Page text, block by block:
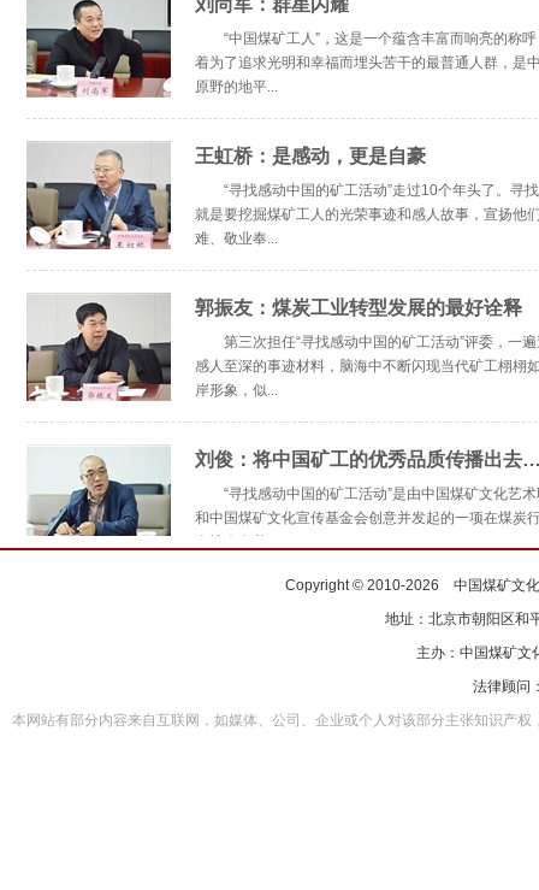
刘尚军：群星闪耀
“中国煤矿工人”，这是一个蕴含丰富而响亮的称
着为了追求光明和幸福而埋头苦干的最普通人群，是
原野的地平...
王虹桥：是感动，更是自豪
“寻找感动中国的矿工活动”走过10个年头了。寻
就是要挖掘煤矿工人的光荣事迹和感人故事，宣扬他
难、敬业奉...
郭振友：煤炭工业转型发展的最好诠释
第三次担任“寻找感动中国的矿工活动”评委，一
感人至深的事迹材料，脑海中不断闪现当代矿工栩栩
岸形象，似...
刘俊：将中国矿工的优秀品质传播出去
“寻找感动中国的矿工活动”是由中国煤矿文化艺
和中国煤矿文化宣传基金会创意并发起的一项在煤炭
Copyright © 2010-2026 中国煤矿
地址：北京市朝阳区
主办： 中国煤矿文
法律顾问
本网站有部分内容来自互联网，如媒体、公司、企业或个人对该部分主张知识产